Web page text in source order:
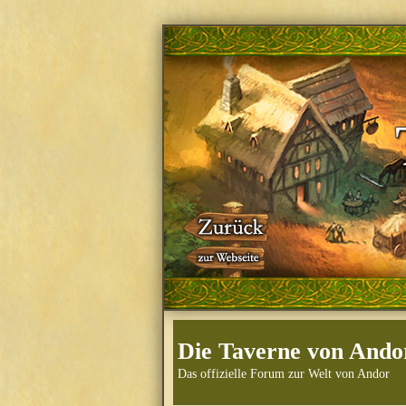
Die Taverne von
Das offizielle Forum zur Welt von Andor